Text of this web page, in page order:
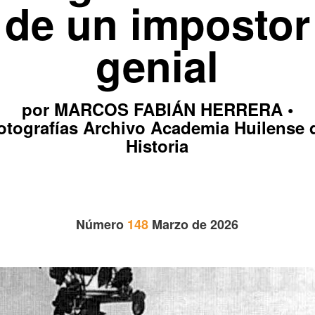
de un impostor
genial
por MARCOS FABIÁN HERRERA •
Archivo Academia Huilense
Historia
Número 148 Marzo de 2026